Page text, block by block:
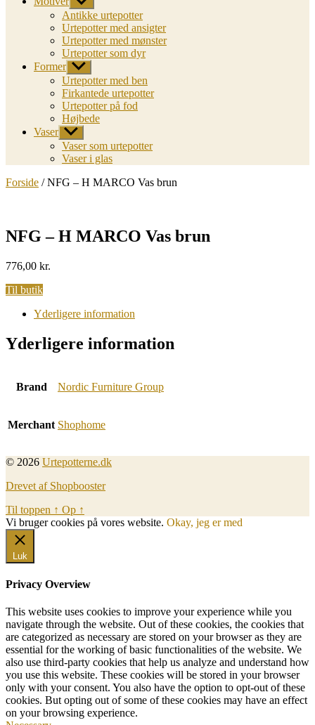
undermenu
Antikke urtepotter
Urtepotter med ansigter
Urtepotter med mønster
Urtepotter som dyr
Former Vis
undermenu
Urtepotter med ben
Firkantede urtepotter
Urtepotter på fod
Højbede
Vaser Vis
undermenu
Vaser som urtepotter
Vaser i glas
Forside / NFG – H MARCO Vas brun
NFG – H MARCO Vas brun
776,00 kr.
Til butik
Yderligere information
Yderligere information
Brand Nordic Furniture Group
Merchant Shophome
© 2026 Urtepotterne.dk
Drevet af Shopbooster
Til toppen ↑ Op ↑
Vi bruger cookies på vores website. Okay, jeg er med
Luk
Privacy Overview
This website uses cookies to improve your experience while you
navigate through the website. Out of these cookies, the cookies that
are categorized as necessary are stored on your browser as they are
essential for the working of basic functionalities of the website. We
also use third-party cookies that help us analyze and understand how
you use this website. These cookies will be stored in your browser
only with your consent. You also have the option to opt-out of these
cookies. But opting out of some of these cookies may have an effect
on your browsing experience.